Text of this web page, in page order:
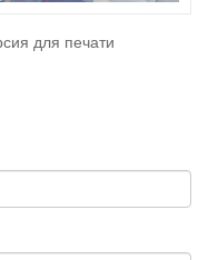
для печати